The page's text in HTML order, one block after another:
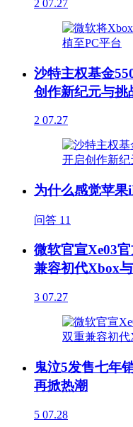
2 07.27
沙特主权基金
创作新纪元与挑
2 07.27
为什么感觉苹果
问答 11
微软官宣Xe03
兼容初代Xbox
3 07.27
鬼泣5发售七年
再掀热潮
5 07.28